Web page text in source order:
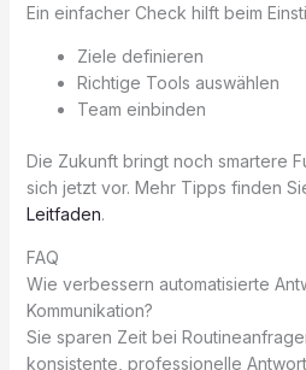
Ein einfacher Check hilft beim
Ziele definieren
Richtige Tools auswählen
Team einbinden
Die Zukunft bringt noch smartere
sich jetzt vor. Mehr Tipps finden
Leitfaden.
FAQ
Wie verbessern automatisierte
Kommunikation?
Sie sparen Zeit bei
konsistente, professionelle